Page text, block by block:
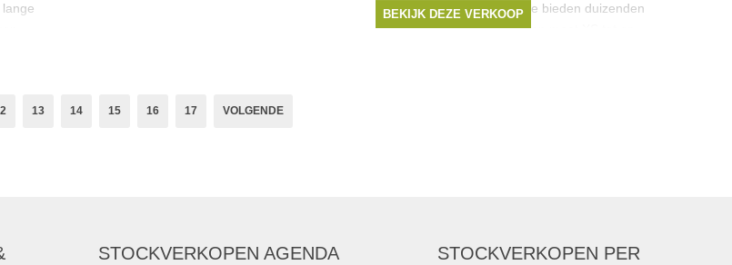
lange
Junkie, … en veel meer! We bieden duizenden
stuks zomercollectie aan, van maat XS tot en
BEKIJK DEZE VERKOOP
13 14 15 16 17 VOLGENDE
STOCKVERKOPEN AGENDA STOCKVERKOPEN PER